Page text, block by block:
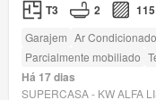
T3 2
Garajem Ar Condicionado
Parcialmente mobiliado
Há 17 dias
SUPERCASA - KW ALFA